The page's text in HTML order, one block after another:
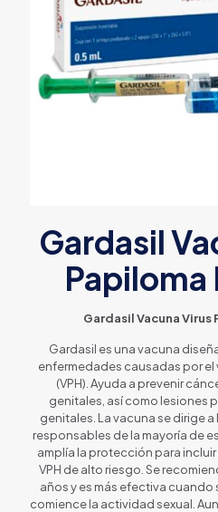
Gardasil
Papiloma
Gardasil Vacuna Virus
Gardasil es una vacuna
enfermedades causadas por el
(VPH). Ayuda a prevenir
genitales, así como lesiones
genitales. La vacuna se dirige a
responsables de la mayoría de
amplía la protección para
VPH de alto riesgo. Se
años y es más efectiva
comience la actividad sexual.